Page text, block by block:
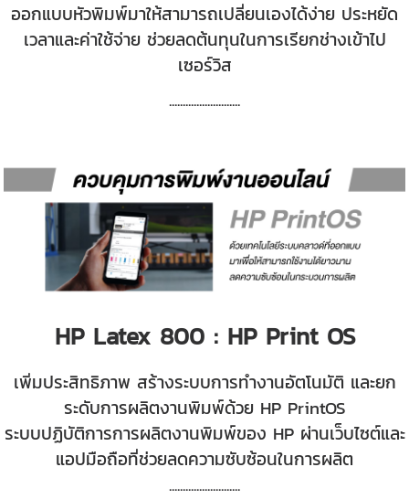
ออกแบบหัวพิมพ์มาให้สามารถเปลี่ยนเองได้ง่าย ประหยัด
เวลาและค่าใช้จ่าย ช่วยลดต้นทุนในการเรียกช่างเข้าไป
เซอร์วิส
..........................
HP Latex 800 : HP Print OS
เพิ่มประสิทธิภาพ สร้างระบบการทำงานอัตโนมัติ และยก
ระดับการผลิตงานพิมพ์ด้วย HP PrintOS
ระบบปฏิบัติการการผลิตงานพิมพ์ของ HP ผ่านเว็บไซต์และ
แอปมือถือที่ช่วยลดความซับซ้อนในการผลิต
..........................